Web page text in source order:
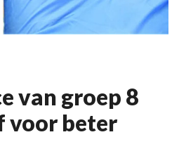
van groep 8
voor beter